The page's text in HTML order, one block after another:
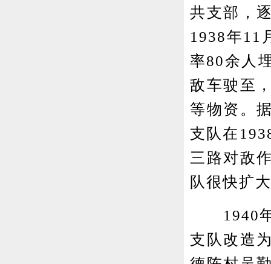
共支部，
1938年11
率80余人
敌车驶至
等物资。
支队在
三路对敌
队很快扩
1940年
支队改造